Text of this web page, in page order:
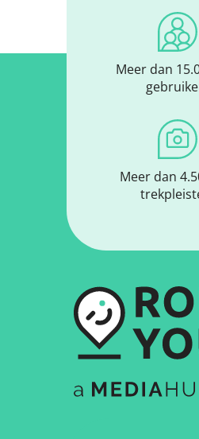
Meer dan
Meer dan